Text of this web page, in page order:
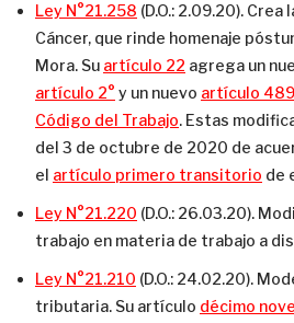
Ley N°21.258 (D.O.: 2.09.20). Crea
Cáncer, que rinde homenaje
Mora. Su artículo 22 agrega un
artículo 2° y un nuevo artículo 489
Código del Trabajo. Estas
del 3 de octubre de 2020 de
el artículo primero transitorio de
Ley N°21.220 (D.O.: 26.03.20).
trabajo en materia de trabajo a
Ley N°21.210 (D.O.: 24.02.20).
tributaria. Su artículo décimo